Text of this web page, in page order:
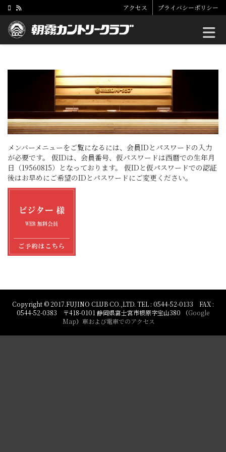
アクセス プライバシーポリシー
メンバーメニューをご覧になるには、会員IDとパスワードの入力
が必要です。 仮IDは、会員番号、仮パスワードは西暦での生年月
日（19560815）となっております。 仮IDと仮パスワードでの認証
後はお早めにご希望のIDとパスワードにご変更ください。
Copyright © 2017.FUJINO CLUB CO.,LTD. TEL : 0544-52-0133 FAX :
0544-52-0383 〒418-0101 静岡県富士宮市根原字宝山380 （Google
Map） 車および電車でのアクセス